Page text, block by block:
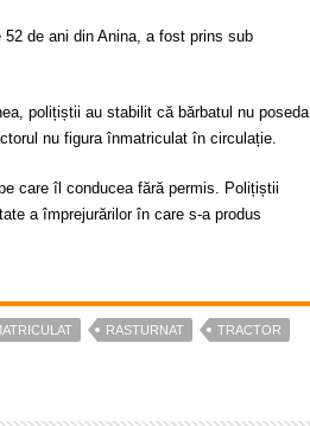
de ani din Anina, a fost prins sub
polițiștii au stabilit că bărbatul nu poseda
nu figura înmatriculat în circulație.
care îl conducea fără permis. Polițiștii
a împrejurărilor în care s-a produs
RASTURNAT
TRACTOR